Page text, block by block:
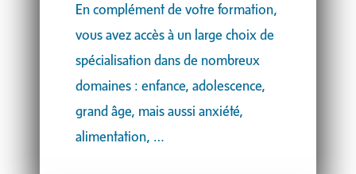
En complément de votre formation,
vous avez accès à un large choix de
spécialisation dans de nombreux
domaines : enfance, adolescence,
grand âge, mais aussi anxiété,
alimentation, …